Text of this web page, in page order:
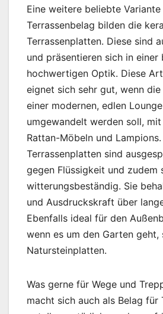
Eine weitere beliebte Variante
Terrassenbelag bilden die
Terrassenplatten. Diese sind
und präsentieren sich in einer
hochwertigen Optik. Diese
eignet sich sehr gut, wenn die
einer modernen, edlen
umgewandelt werden soll,
Rattan-Möbeln und
Terrassenplatten sind
gegen Flüssigkeit und zudem
witterungsbeständig. Sie
und Ausdruckskraft über
Ebenfalls ideal für den
wenn es um den Garten geht,
Natursteinplatten.
Was gerne für Wege und
macht sich auch als Belag für